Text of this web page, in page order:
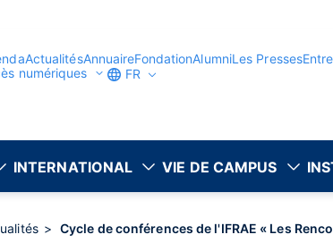
ActualitésAnnuaireFondationAlumniLes Presses
numériques
FR
INTERNATIONAL VIE DE CAMPUS
Cycle de conférences de l'IFRAE « Les